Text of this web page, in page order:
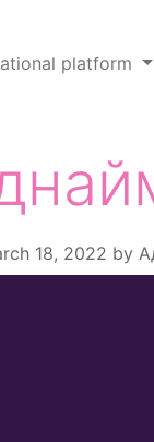
platform
18, 2022 by